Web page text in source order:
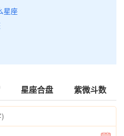
星座
星座合盘 紫微斗数